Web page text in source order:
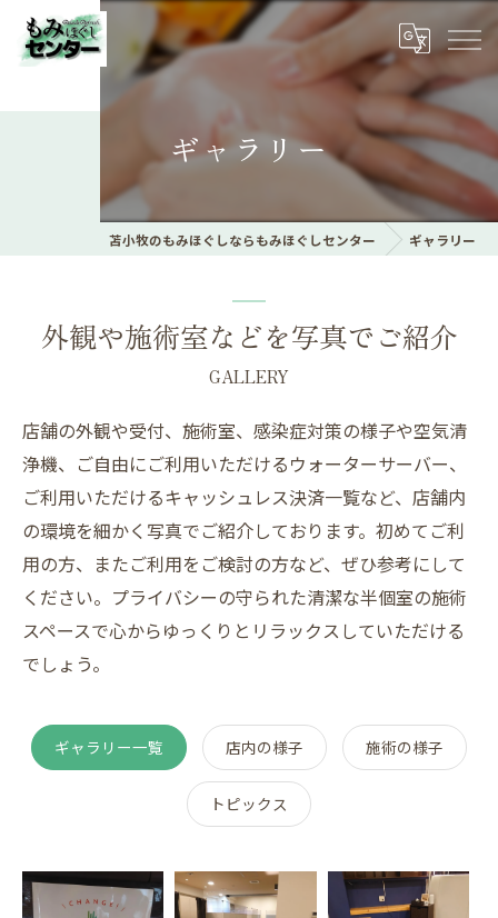
ギャラリー
苫小牧のもみほぐしならもみほぐしセンター ギャラリー
外観や施術室などを写真でご紹介
GALLERY
店舗の外観や受付、施術室、感染症対策の様子や空気清
浄機、ご自由にご利用いただけるウォーターサーバー、
ご利用いただけるキャッシュレス決済一覧など、店舗内
の環境を細かく写真でご紹介しております。初めてご利
用の方、またご利用をご検討の方など、ぜひ参考にして
ください。プライバシーの守られた清潔な半個室の施術
スペースで心からゆっくりとリラックスしていただける
でしょう。
ギャラリー一覧 店内の様子 施術の様子
トピックス